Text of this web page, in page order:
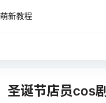
萌新教程
圣诞节店员cos